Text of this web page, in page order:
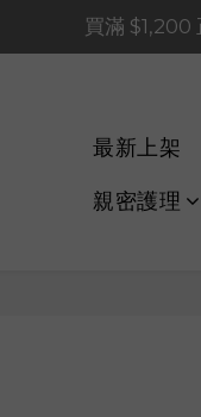
買滿 $1,200
買滿 $1,200
買滿
📢 系統維護通知 –
買滿
最新上架
親密護理